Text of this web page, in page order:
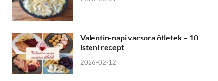
Valentin-napi vacsora ötletek – 10
isteni recept
2026-02-12